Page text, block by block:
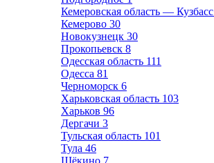
Кемеровская область — Кузбасс
Кемерово 30
Новокузнецк 30
Прокопьевск 8
Одесская область 111
Одесса 81
Черноморск 6
Харьковская область 103
Харьков 96
Дергачи 3
Тульская область 101
Тула 46
Щёкино 7